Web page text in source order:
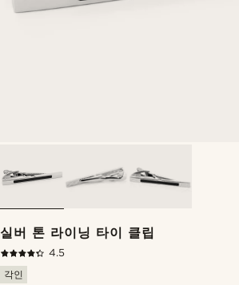
실버 톤 라이닝 타이 클립
4.5
각인